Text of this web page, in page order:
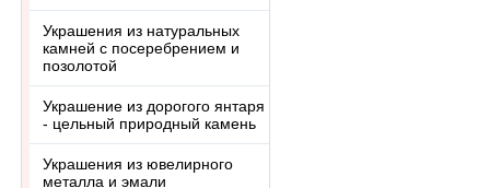
Украшения из натуральных
камней с посеребрением и
позолотой
Украшение из дорогого янтаря
- цельный природный камень
Украшения из ювелирного
металла и эмали